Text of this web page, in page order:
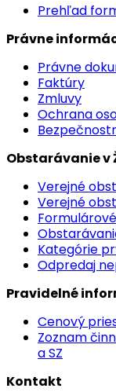
Prehľad
Právne
Právne
Faktúry
Zmluvy
Ochrana
Obstarávanie v
Verejné
Verejné
Kategórie
Odpredaj
Pravidelné
Cenový
Zoznam
a SZ
Kontakt